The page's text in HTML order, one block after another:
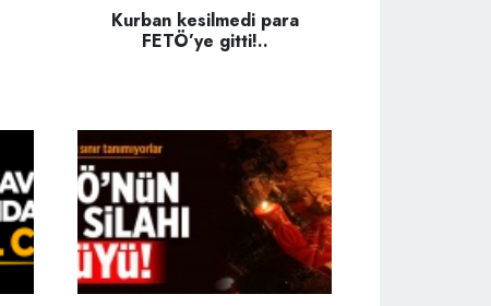
Kurban kesilmedi para
FETÖ’ye gitti!..